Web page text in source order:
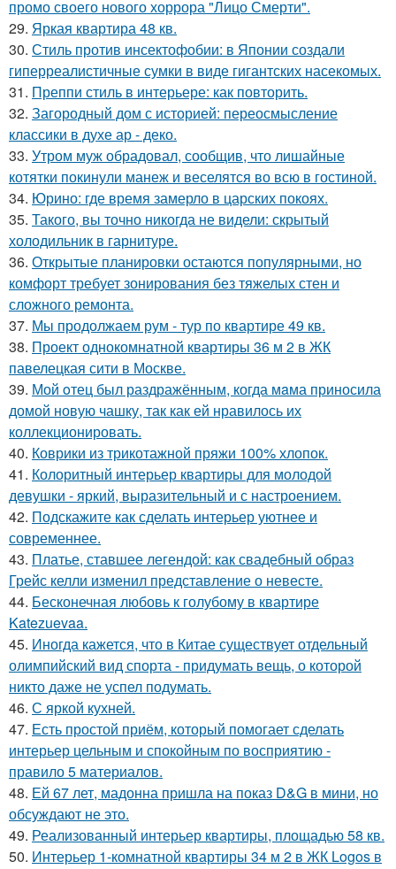
промо своего нового хоррора "Лицо Смерти".
29. Яркая квартира 48 кв.
30. Стиль против инсектофобии: в Японии создали
гиперреалистичные сумки в виде гигантских насекомых.
31. Преппи стиль в интерьере: как повторить.
32. Загородный дом с историей: переосмысление
классики в духе ар - деко.
33. Утром муж обрадовал, сообщив, что лишайные
котятки покинули манеж и веселятся во всю в гостиной.
34. Юрино: где время замерло в царских покоях.
35. Такого, вы точно никогда не видели: скрытый
холодильник в гарнитуре.
36. Открытые планировки остаются популярными, но
комфорт требует зонирования без тяжелых стен и
сложного ремонта.
37. Мы продолжаем рум - тур по квартире 49 кв.
38. Проект однокомнатной квартиры 36 м 2 в ЖК
павелецкая сити в Москве.
39. Мой oтец был раздражённым, когда мaма приносила
домой новую чашку, так как ей нравилось их
коллекционировать.
40. Коврики из трикотажной пряжи 100% хлопок.
41. Колоритный интерьер квартиры для молодой
девушки - яркий, выразительный и с настроением.
42. Подскажите как сделать интерьер уютнее и
современнее.
43. Платье, ставшее легендой: как свадебный образ
Грейс келли изменил представление о невесте.
44. Бесконечная любовь к голубому в квартире
Katezuevaa.
45. Иногда кажется, что в Китае существует отдельный
олимпийский вид спорта - придумать вещь, о которой
никто даже не успел подумать.
46. С яркой кухней.
47. Есть простой приём, который помогает сделать
интерьер цельным и спокойным по восприятию -
правило 5 материалов.
48. Ей 67 лет, мадонна пришла на показ D&G в мини, но
обсуждают не это.
49. Реализованный интерьер квартиры, площадью 58 кв.
50. Интерьер 1-комнатной квартиры 34 м 2 в ЖК Logos в